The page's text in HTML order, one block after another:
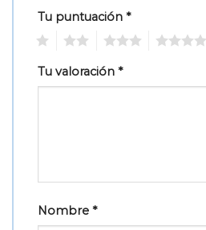
Tu puntuación *
Tu valoración *
Nombre *